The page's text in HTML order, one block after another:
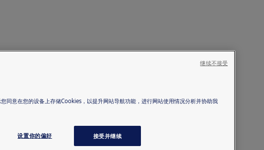
同意在您的设备上存储Cookies，以提升网站导航功能，进行网站使用情况分析并协助我
设置你的偏好 接受并继续
继续不接受